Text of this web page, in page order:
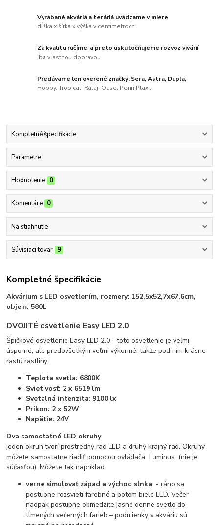
Vyrábané akváriá a teráriá uvádzame v miere
dĺžka x šírka x výška v centimetroch.
Za kvalitu ručíme, a preto uskutočňujeme rozvoz vivárií
iba vlastnou dopravou.
Predávame len overené značky: Sera, Astra, Dupla,
Hobby, Tropical, Rataj, Oase, Penn Plax...
Kompletné špecifikácie
Parametre
Hodnotenie 0
Komentáre 0
Na stiahnutie
Súvisiaci tovar 9
Kompletné špecifikácie
Akvárium s LED osvetlením, rozmery: 152,5x52,7x67,6cm,
objem: 580L
DVOJITÉ osvetlenie Easy LED 2.0
Špičkové osvetlenie Easy LED 2.0 - toto osvetlenie je veľmi
úsporné, ale predovšetkým veľmi výkonné, takže pod ním krásne
rastú rastliny.
Teplota svetla: 6800K
Svietivosť: 2 x 6519 lm
Svetalná intenzita: 9100 lx
Príkon: 2 x 52W
Napätie: 24V
Dva samostatné LED okruhy
jeden okruh tvorí prostredný rad LED a druhý krajný rad. Okruhy
môžete samostatne riadiť pomocou ovládača Luminus (nie je
súčasťou). Môžete tak napríklad:
verne simulovať západ a východ slnka - ráno sa
postupne rozsvieti farebné a potom biele LED. Večer
naopak postupne obmedzíte jasné denné svetlo do
tlmených večerných farieb – podmienky v akváriu sú